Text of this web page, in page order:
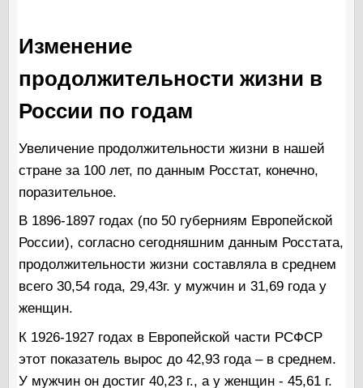
Изменение
продолжительности жизни в
России по годам
Увеличение продолжительности жизни в нашей
стране за 100 лет, по данным Росстат, конечно,
поразительное.
В 1896-1897 годах (по 50 губерниям Европейской
России), согласно сегодняшним данным Росстата,
продолжительности жизни составляла в среднем
всего 30,54 года, 29,43г. у мужчин и 31,69 года у
женщин.
К 1926-1927 годах в Европейской части РСФСР
этот показатель вырос до 42,93 года – в среднем.
У мужчин он достиг 40,23 г., а у женщин - 45,61 г.